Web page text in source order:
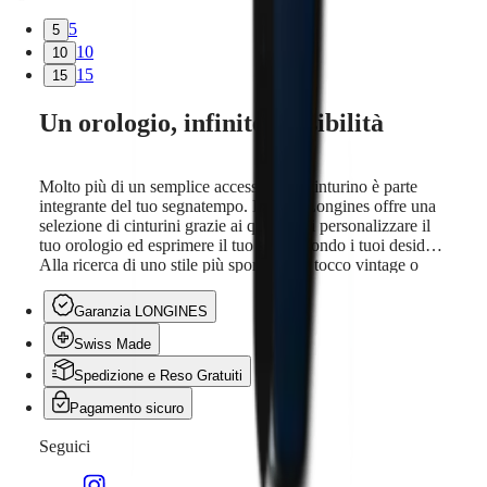
Orologi
uomo
Orologi
donna
orologi
5 5
10 10
15 15
Un orologio, infinite possibilità
Molto più di un semplice accessorio, il cinturino è parte
integrante del tuo segnatempo. Inoltre, Longines offre una
selezione di cinturini grazie ai quali puoi personalizzare il
tuo orologio ed esprimere il tuo stile secondo i tuoi desideri.
Alla ricerca di uno stile più sportivo, un tocco vintage o
adatta facilmente a qualsiasi tipo di desiderio e di stile.
Perfetto per ogni occasione e sempre elegante, fai la tua
scelta e aggiungi un po' di stile al tuo polso!
Garanzia LONGINES
Swiss Made
Spedizione e Reso Gratuiti
Pagamento sicuro
Seguici